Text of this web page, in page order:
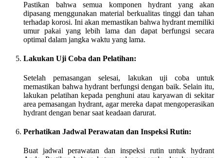
Pastikan bahwa semua komponen hydrant yang akan
dipasang menggunakan material berkualitas tinggi dan tahan
terhadap korosi. Ini akan memastikan bahwa hydrant memiliki
umur pakai yang lebih lama dan dapat berfungsi secara
optimal dalam jangka waktu yang lama.
Lakukan Uji Coba dan Pelatihan:
Setelah pemasangan selesai, lakukan uji coba untuk
memastikan bahwa hydrant berfungsi dengan baik. Selain itu,
lakukan pelatihan kepada penghuni atau karyawan di sekitar
area pemasangan hydrant, agar mereka dapat mengoperasikan
hydrant dengan benar saat keadaan darurat.
Perhatikan Jadwal Perawatan dan Inspeksi Rutin:
Buat jadwal perawatan dan inspeksi rutin untuk hydrant